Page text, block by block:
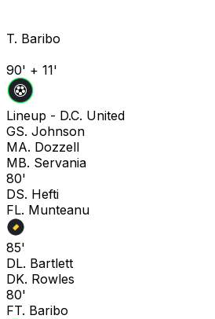
T. Baribo
90' + 11'
Lineup - D.C. United
GS. Johnson
MA. Dozzell
MB. Servania
80'
DS. Hefti
FL. Munteanu
85'
DL. Bartlett
DK. Rowles
80'
FT. Baribo